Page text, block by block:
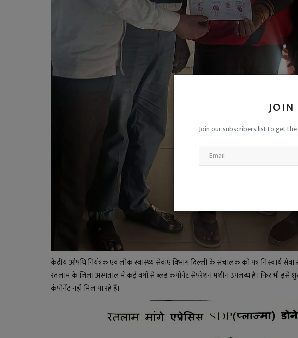
JOIN
Join our subscribers list to get
केंद्रीय औषधि नियंत्रक एवं लोक स्वास्थ्य सेवाएं विभाग दिल्ली के संचालक को पत्र निःस्वार्थ सेवा
रतलाम के जिला अस्पताल में कई वर्षों से ब्लड कंपोनेंट सेपरेशन मशीन उपलब्ध है। फिर भी इसे
कंपोनेंट नहीं मिल पा रहे हैं।